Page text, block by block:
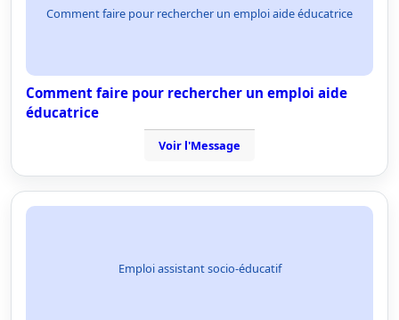
Comment faire pour rechercher un emploi aide éducatrice
Comment faire pour rechercher un emploi aide
éducatrice
Voir l'Message
Emploi assistant socio-éducatif